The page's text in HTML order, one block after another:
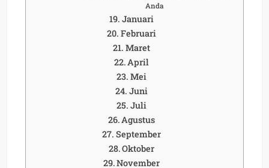
Anda
Januari
Februari
Maret
April
Mei
Juni
Juli
Agustus
September
Oktober
November